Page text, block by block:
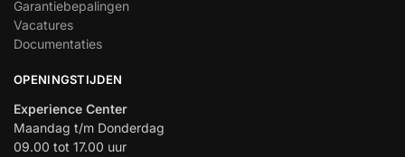
Garantiebepalingen
Vacatures
Documentaties
OPENINGSTIJDEN
Experience Center
Maandag t/m Donderdag
09.00 tot 17.00 uur